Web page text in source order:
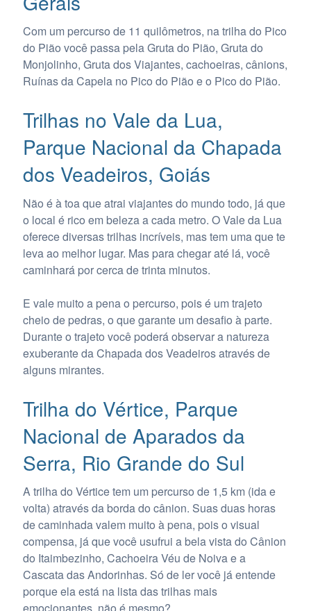
Com um percurso de 11 quilômetros, na trilha do Pico
do Pião você passa pela Gruta do Pião, Gruta do
Monjolinho, Gruta dos Viajantes, cachoeiras, cânions,
Ruínas da Capela no Pico do Pião e o Pico do Pião.
Trilhas no Vale da Lua,
Parque Nacional da Chapada
dos Veadeiros, Goiás
Não é à toa que atrai viajantes do mundo todo, já que
o local é rico em beleza a cada metro. O Vale da Lua
oferece diversas trilhas incríveis, mas tem uma que te
leva ao melhor lugar. Mas para chegar até lá, você
caminhará por cerca de trinta minutos.
E vale muito a pena o percurso, pois é um trajeto
cheio de pedras, o que garante um desafio à parte.
Durante o trajeto você poderá observar a natureza
exuberante da Chapada dos Veadeiros através de
alguns mirantes.
Trilha do Vértice, Parque
Nacional de Aparados da
Serra, Rio Grande do Sul
A trilha do Vértice tem um percurso de 1,5 km (ida e
volta) através da borda do cânion. Suas duas horas
de caminhada valem muito à pena, pois o visual
compensa, já que você usufrui a bela vista do Cânion
do Itaimbezinho, Cachoeira Véu de Noiva e a
Cascata das Andorinhas. Só de ler você já entende
porque ela está na lista das trilhas mais